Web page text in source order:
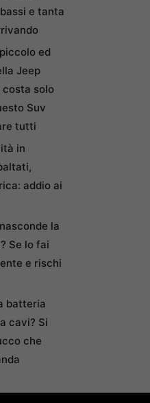
e tanta
ed
Jeep
costa solo
Suv
tutti
in
addio ai
la
Se lo fai
e rischi
batteria
cavi? Si
che